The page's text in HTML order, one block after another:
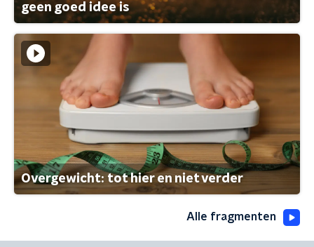
geen goed idee is
Overgewicht: tot hier en niet verder
Alle fragmenten